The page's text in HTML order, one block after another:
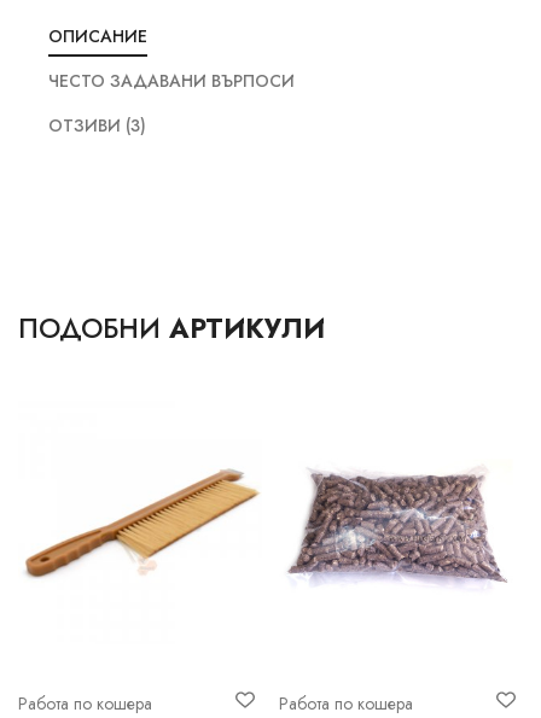
ОПИСАНИЕ
ЧЕСТО ЗАДАВАНИ ВЪРПОСИ
ОТЗИВИ (3)
ПОДОБНИ АРТИКУЛИ
Работа по кошера Работа по кошера